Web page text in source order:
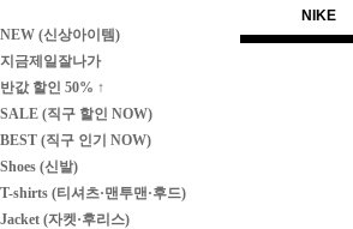
NEW (신상아이템)
지금제일잘나가
반값 할인 50% ↑
SALE (직구 할인 NOW)
BEST (직구 인기 NOW)
Shoes (신발)
T-shirts (티셔츠·맨투맨·후드)
Jacket (자켓·후리스)
NIKE